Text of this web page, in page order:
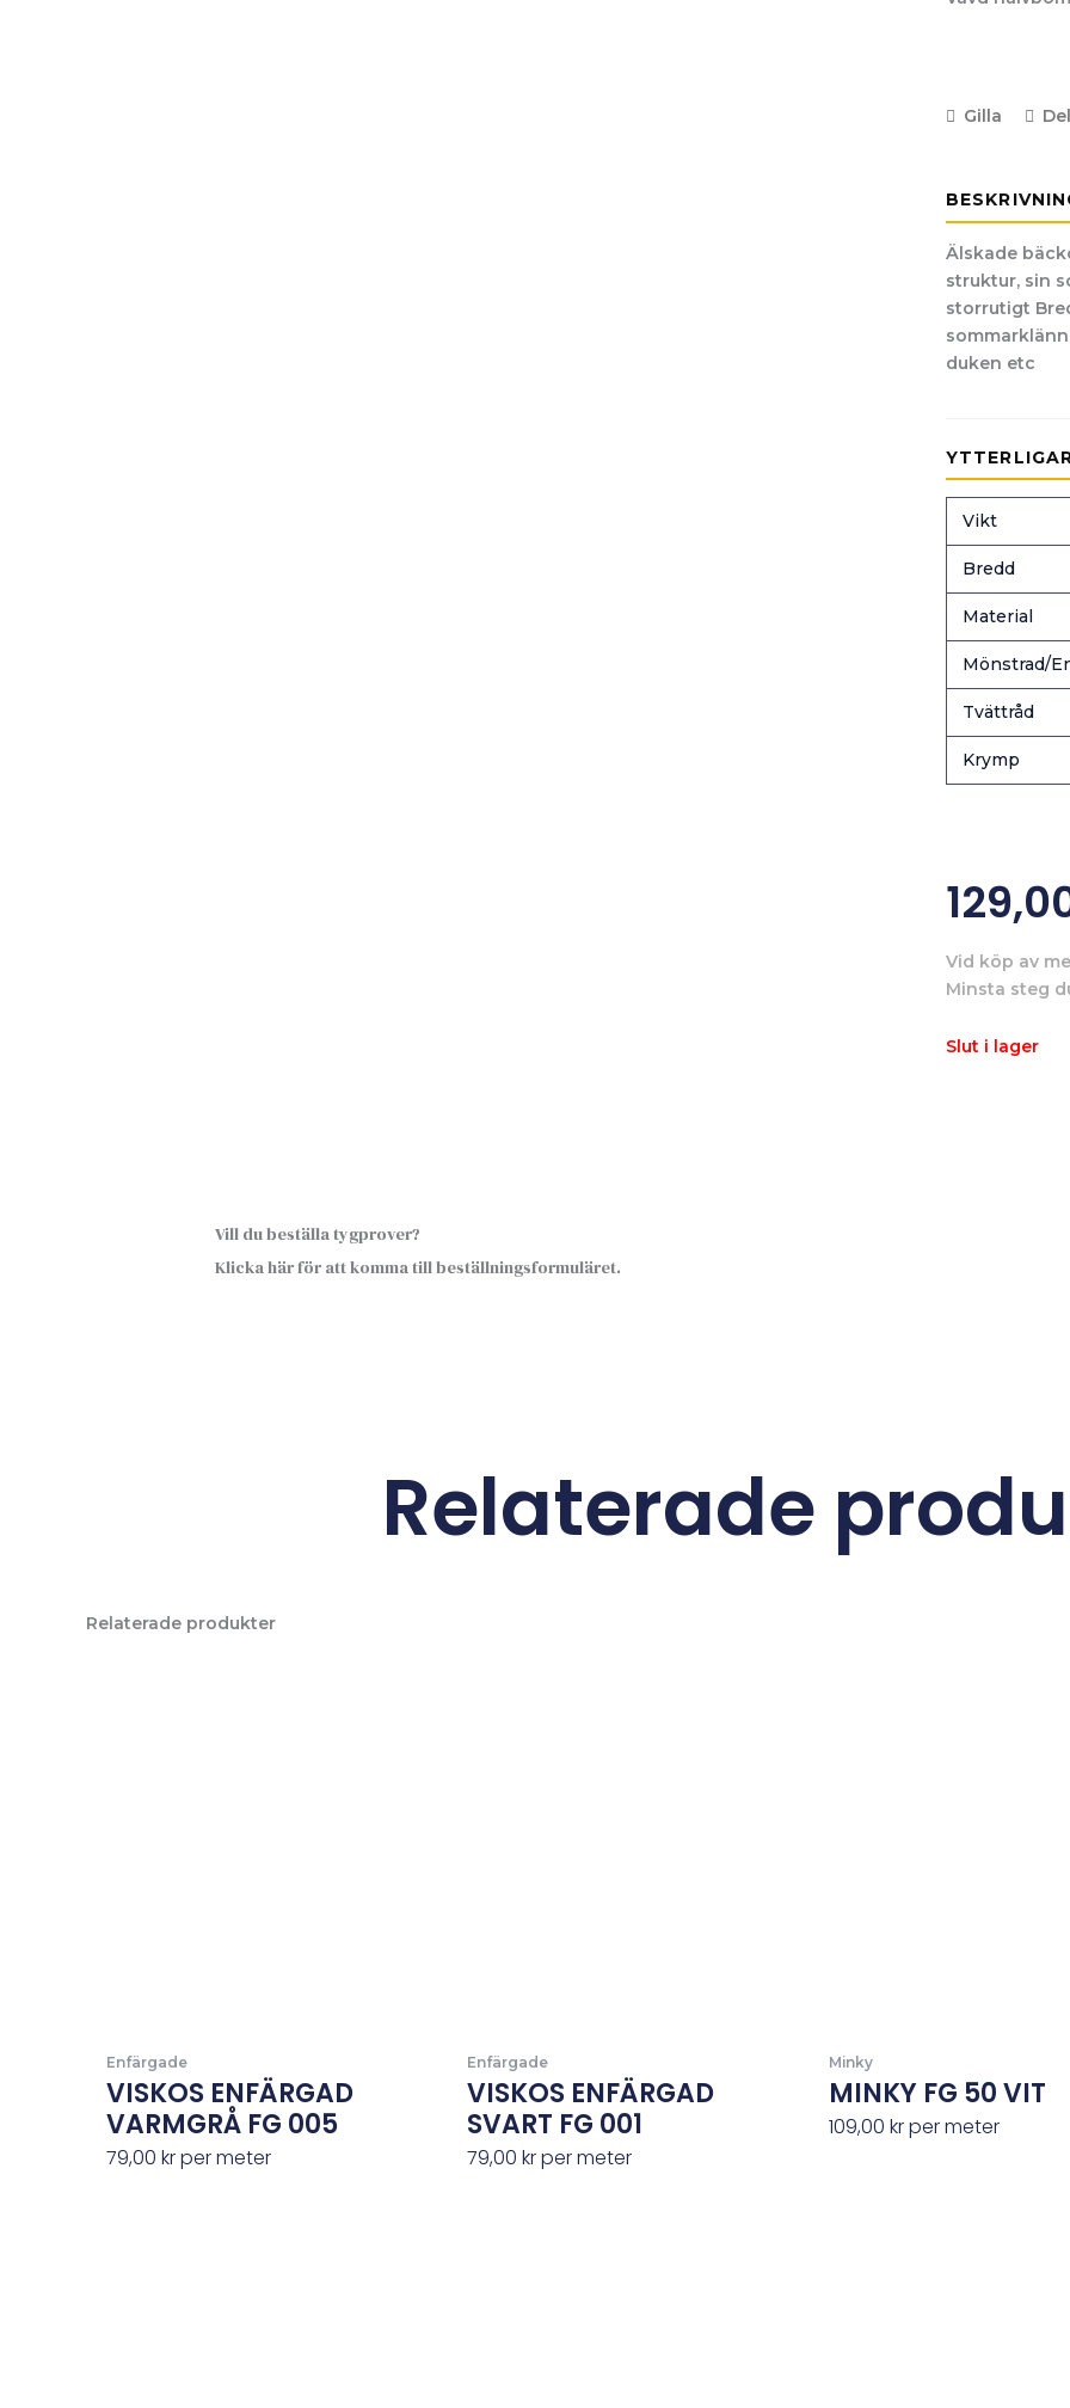
Gilla
Älskade
struktur, sin
storrutigt
duken etc
Vikt
Bredd
Material
Mönstrad/
Tvättråd
Krymp
Vid köp av
Minsta steg
Slut i lager
Vill du beställa tygprover?
Klicka här för att komma till beställningsformuläret.
Relaterade
Relaterade produkter
Enfärgade
VISKOS ENFÄRGAD
VARMGRÅ FG 005
79,00 krper meter
Enfärgade
VISKOS ENFÄRGAD
SVART FG 001
79,00krper meter
Minky
MINKY FG 50 VIT
109,00 krper meter